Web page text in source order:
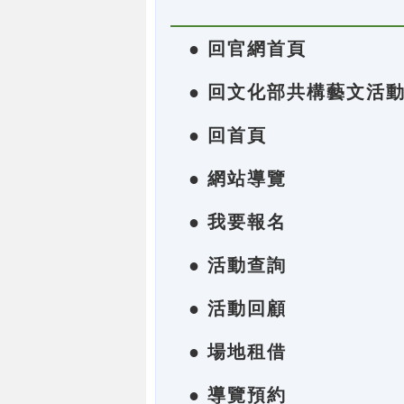
● 回官網首頁
● 回文化部共構藝文活
● 回首頁
● 網站導覽
● 我要報名
● 活動查詢
● 活動回顧
● 場地租借
● 導覽預約